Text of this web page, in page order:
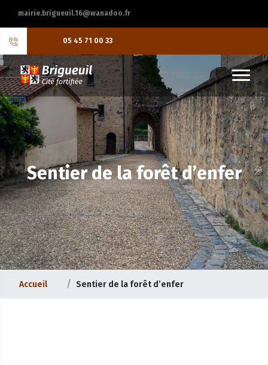
mairie.brigueuil.16@wanadoo.fr
05 45 71 00 33
Sentier de la forêt d’enfer
Accueil Sentier de la forêt d’enfer